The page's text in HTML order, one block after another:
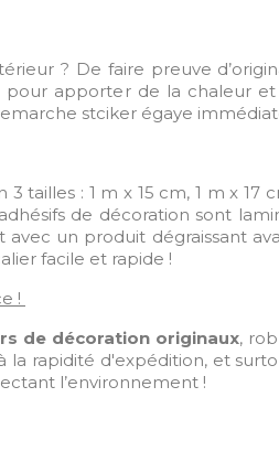
? De faire preuve
pour apporter de la chaleur
stciker égaye
3 tailles : 1 m x 15 cm, 1 m x
de décoration sont
un produit dégraissant
facile et rapide !
!
de décoration originaux,
rapidité d'expédition, et
l’environnement !